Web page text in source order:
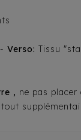
Verso: Tissu
, ne pas placer